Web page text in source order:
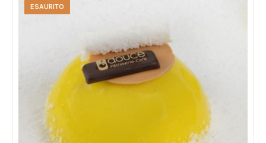
ESAURITO